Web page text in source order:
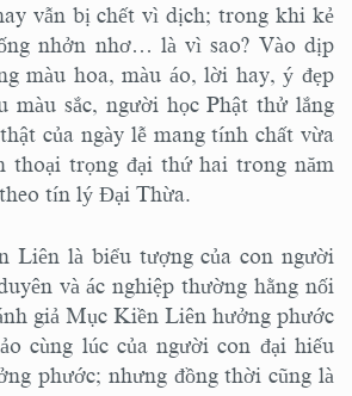
vẫn bị chết vì dịch; trong khi kẻ
nhởn nhơ… là vì sao? Vào dịp
màu hoa, màu áo, lời hay, ý đẹp
sắc, người học Phật thử lắng
của ngày lễ mang tính chất vừa
thoại trọng đại thứ hai trong năm
tín lý Đại Thừa.
Liên là biểu tượng của con người
và ác nghiệp thường hằng nối
giả Mục Kiền Liên hưởng phước
cùng lúc của người con đại hiếu
phước; nhưng đồng thời cũng là